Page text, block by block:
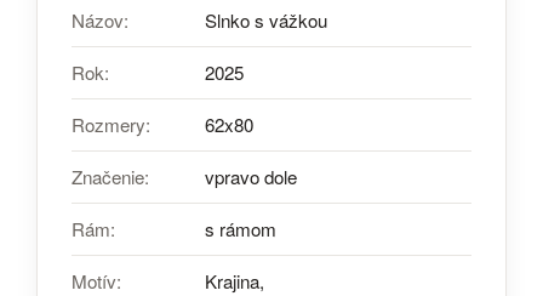
Názov: Slnko s vážkou
Rok: 2025
Rozmery: 62x80
Značenie: vpravo dole
Rám: s rámom
Motív: Krajina,